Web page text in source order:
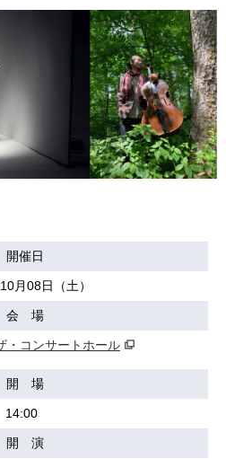
開催日
月08日（土）
会 場
・コンサートホール
開 場
14:00
開 演